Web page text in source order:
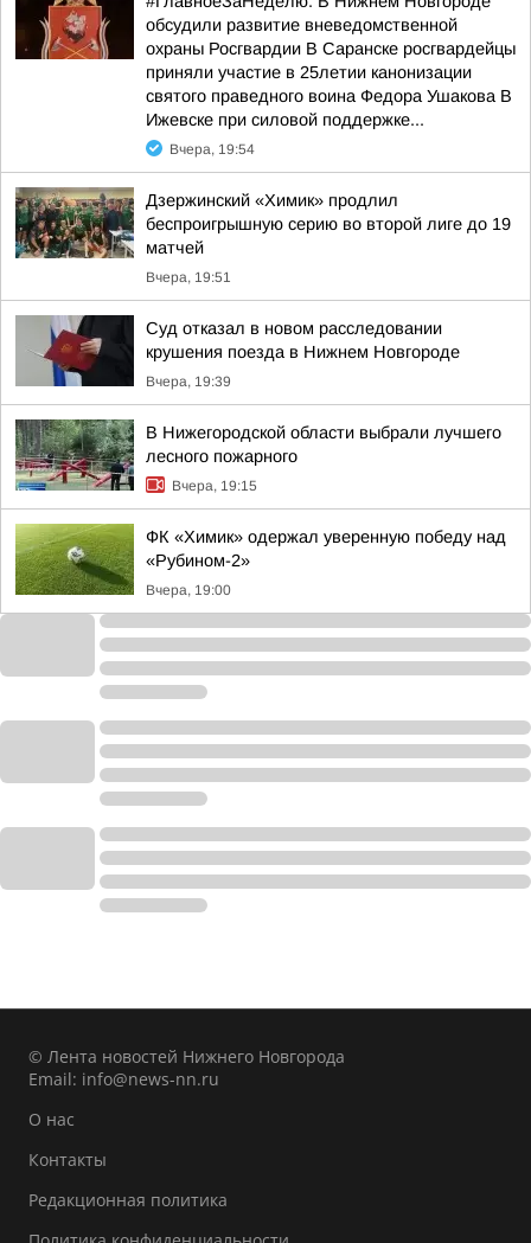
обсудили развитие вневедомственной
охраны Росгвардии В Саранске росгвардейцы
приняли участие в 25летии канонизации
святого праведного воина Федора Ушакова В
Ижевске при силовой поддержке...
Вчера, 19:54
Дзержинский «Химик» продлил
беспроигрышную серию во второй лиге до 19
матчей
Вчера, 19:51
Суд отказал в новом расследовании
крушения поезда в Нижнем Новгороде
Вчера, 19:39
В Нижегородской области выбрали лучшего
лесного пожарного
Вчера, 19:15
ФК «Химик» одержал уверенную победу над
«Рубином-2»
Вчера, 19:00
© Лента новостей Нижнего Новгорода
Email: info@news-nn.ru
О нас
Контакты
Редакционная политика